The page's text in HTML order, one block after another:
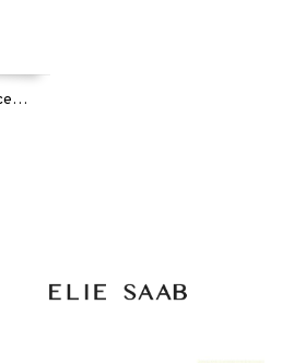
Very Rose Radiance Face Scrub